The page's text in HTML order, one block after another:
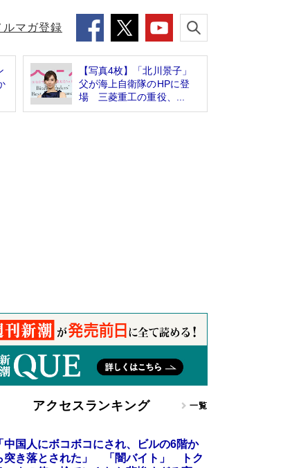
ルマガ登録
【写真4枚】「北川景子」
父が海上自衛隊のHPに登
場 三菱重工の重役、...
アクセスランキング 一覧
中国人にボコボコにされ、ビルの6階か
突き落とされた」 「闇バイト」 トク